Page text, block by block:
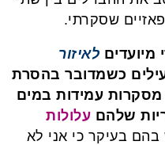
שסקרתי.
מיועדים לאיזור
כשמדובר בהסרת
מסקרות עמידות במים
שלהם עלולות
בעיקר כי אני לא